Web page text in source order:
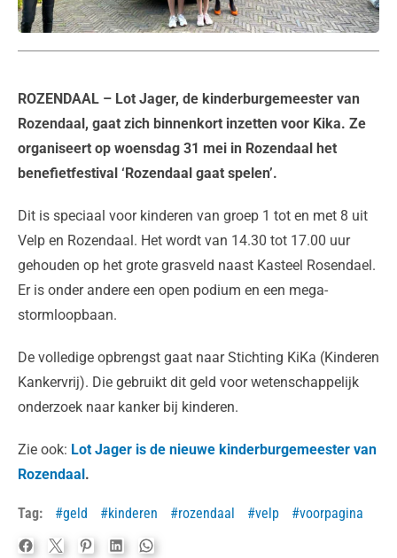
ROZENDAAL – Lot Jager, de kinderburgemeester van
Rozendaal, gaat zich binnenkort inzetten voor Kika. Ze
organiseert op woensdag 31 mei in Rozendaal het
benefietfestival ‘Rozendaal gaat spelen’.
Dit is speciaal voor kinderen van groep 1 tot en met 8 uit
Velp en Rozendaal. Het wordt van 14.30 tot 17.00 uur
gehouden op het grote grasveld naast Kasteel Rosendael.
Er is onder andere een open podium en een mega-
stormloopbaan.
De volledige opbrengst gaat naar Stichting KiKa (Kinderen
Kankervrij). Die gebruikt dit geld voor wetenschappelijk
onderzoek naar kanker bij kinderen.
Zie ook: Lot Jager is de nieuwe kinderburgemeester van
Rozendaal .
Tag: geld kinderen rozendaal velp voorpagina